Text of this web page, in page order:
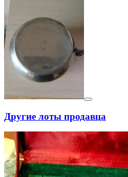
Другие лоты продавца